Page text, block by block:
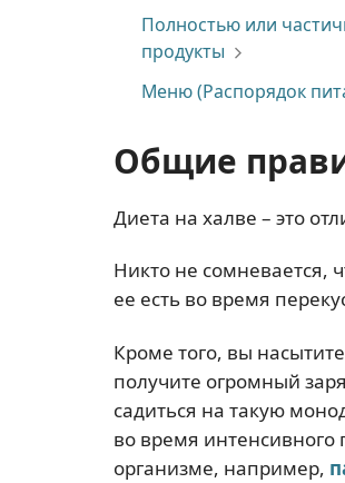
Полностью или
продукты
Меню (Распорядок
Общие
Диета на халве – это
Никто не сомневается,
ее есть во время
Кроме того, вы
получите огромный
садиться на такую
во время
организме, например,